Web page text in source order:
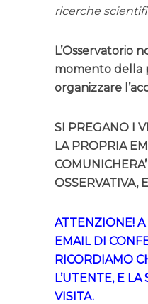
ricerche
L’Osservatorio
momento della
organizzare
SI PREGANO I
LA PROPRIA
OSSERVATIVA,
ATTENZIONE!
EMAIL DI
RICORDIAMO
L’UTENTE, E
VISITA.